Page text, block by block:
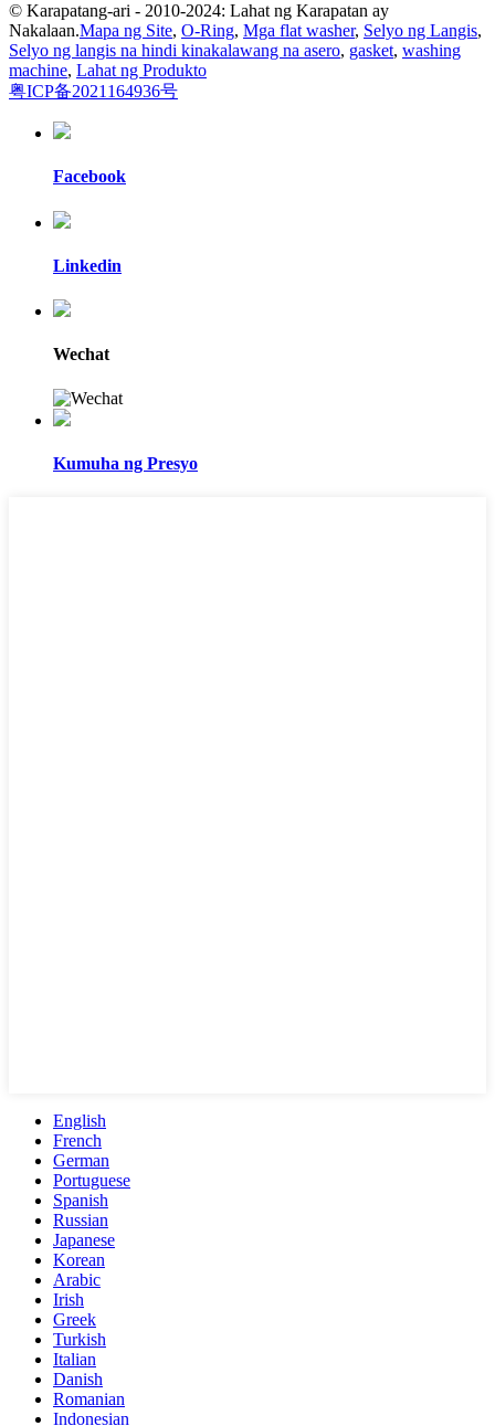
© Karapatang-ari - 2010-2024: Lahat ng Karapatan ay
Nakalaan.Mapa ng Site, O-Ring, Mga flat washer, Selyo ng Langis,
Selyo ng langis na hindi kinakalawang na asero, gasket, washing
machine, Lahat ng Produkto
粤ICP备2021164936号
Facebook
Linkedin
Wechat
Kumuha ng Presyo
English
French
German
Portuguese
Spanish
Russian
Japanese
Korean
Arabic
Irish
Greek
Turkish
Italian
Danish
Romanian
Indonesian